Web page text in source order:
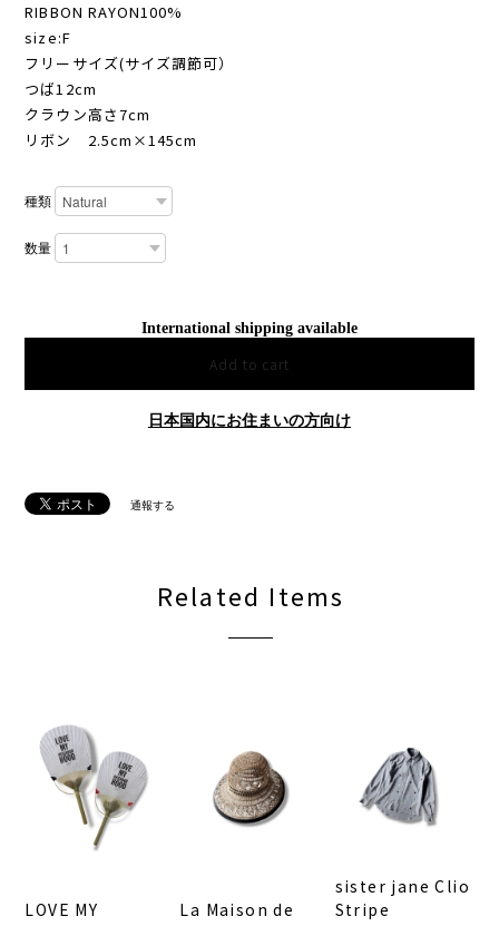
RIBBON RAYON100%
size:F
フリーサイズ(サイズ調節可）
つば12cm
クラウン高さ7cm
リボン 2.5cm×145cm
種類
数量
International shipping available
Add to cart
日本国内にお住まいの方向け
通報する
Related Items
LOVE MY
La Maison de
sister jane Clio
Stripe